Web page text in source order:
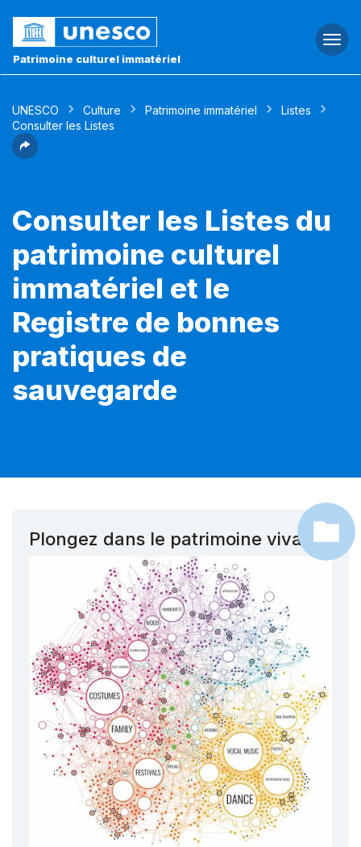
Patrimoine culturel immatériel
UNESCO Culture Patrimoine immatériel
Listes
Consulter les Listes
Consulter les Listes du
patrimoine culturel
immatériel et le
Registre de bonnes
pratiques de
sauvegarde
Plongez dans le patrimoine vivant !